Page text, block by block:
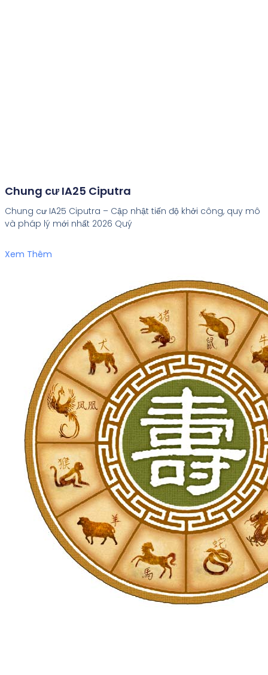
Chung cư IA25 Ciputra
Chung cư IA25 Ciputra – Cập nhật tiến độ khởi công, quy mô
và pháp lý mới nhất 2026 Quý
Xem Thêm